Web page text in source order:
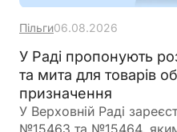
Пільги06.08.2026
У Раді пропонують
та мита для товарів
призначення
У Верховній Раді
№15463 та №15464,